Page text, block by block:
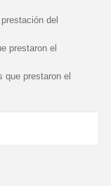
del
prestaron el
que prestaron el